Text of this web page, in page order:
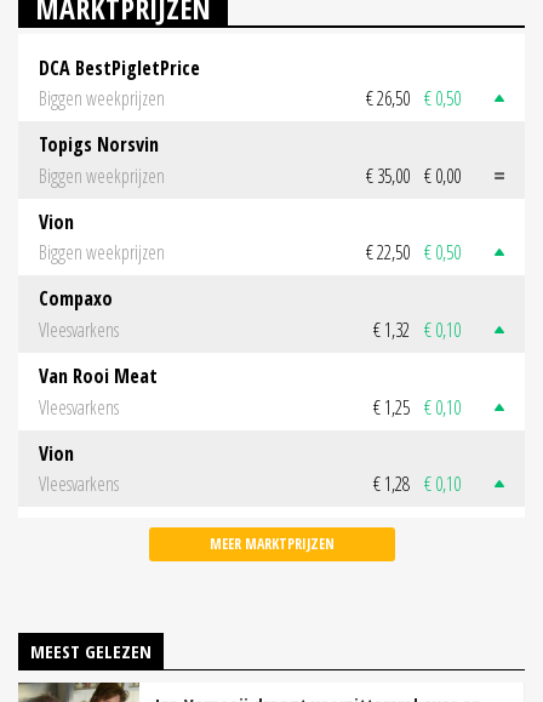
DCA BestPigletPrice
Biggen weekprijzen
€ 26,50 € 0,50
Topigs Norsvin
Biggen weekprijzen
€ 35,00 € 0,00
Vion
Biggen weekprijzen
€ 22,50 € 0,50
Compaxo
Vleesvarkens
€ 1,32 € 0,10
Van Rooi Meat
Vleesvarkens
€ 1,25 € 0,10
Vion
Vleesvarkens
€ 1,28 € 0,10
MEER MARKTPRIJZEN
MEEST GELEZEN